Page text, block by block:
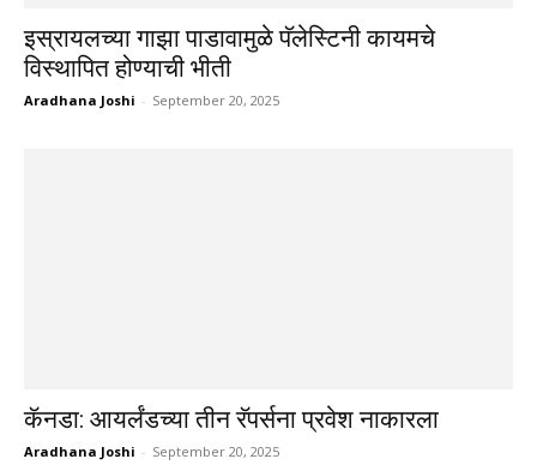
इस्रायलच्या गाझा पाडावामुळे पॅलेस्टिनी कायमचे
विस्थापित होण्याची भीती
Aradhana Joshi - September 20, 2025
कॅनडा: आयर्लंडच्या तीन रॅपर्सना प्रवेश नाकारला
Aradhana Joshi - September 20, 2025